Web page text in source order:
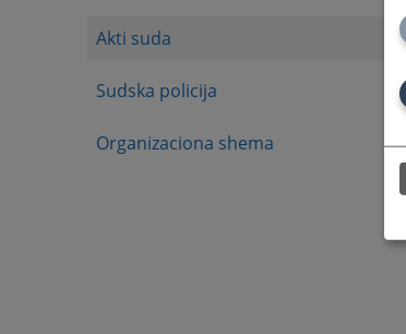
Akti suda
Sudska policija
Organizaciona shema